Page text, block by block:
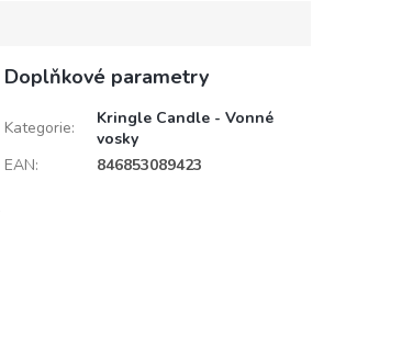
Doplňkové parametry
Kategorie:
Kringle Candle - Vonné
vosky
EAN: 846853089423